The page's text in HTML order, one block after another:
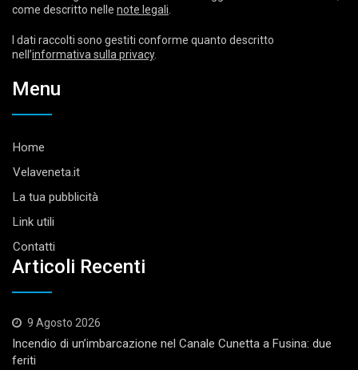
come descritto nelle note legali
I dati raccolti sono gestiti conforme quanto descritto
nell’informativa sulla privacy.
Menu
Home
Velaveneta.it
La tua pubblicità
Link utili
Contatti
Articoli Recenti
9 Agosto 2026
Incendio di un’imbarcazione nel Canale Cunetta a Fusina: due
feriti